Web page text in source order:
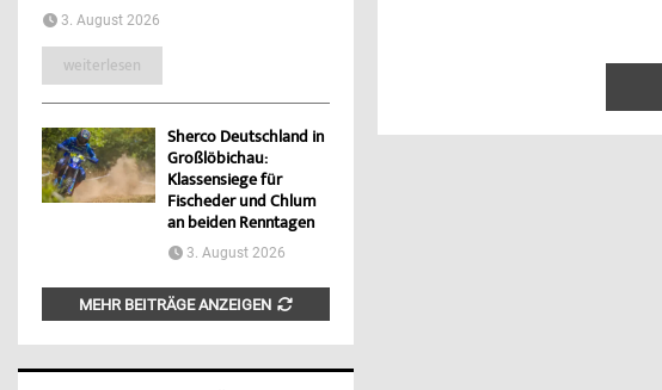
3. August 2026
weiterlesen
Sherco Deutschland in
Großlöbichau:
Klassensiege für
Fischeder und Chlum
an beiden Renntagen
3. August 2026
MEHR BEITRÄGE ANZEIGEN